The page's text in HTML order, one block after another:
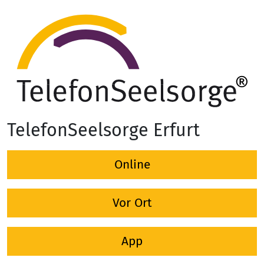
TelefonSeelsorge Erfurt
Online
Vor Ort
App